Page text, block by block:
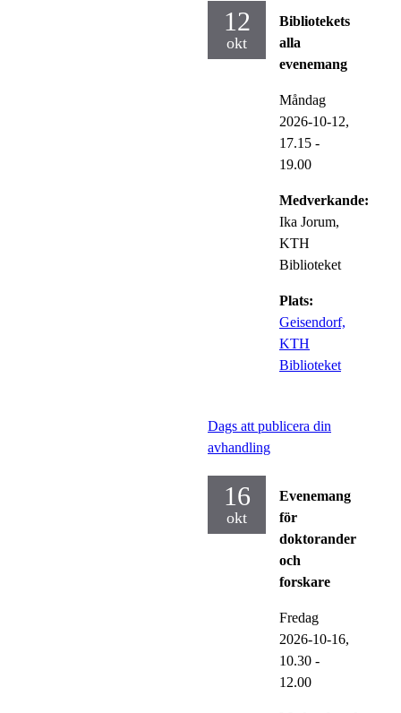
12
okt
Bibliotekets
alla
evenemang
Måndag
2026-10-12,
17.15 -
19.00
Medverkande:
Ika Jorum,
KTH
Biblioteket
Plats:
Geisendorf,
KTH
Biblioteket
Dags att publicera din
avhandling
16
okt
Evenemang
för
doktorander
och
forskare
Fredag
2026-10-16,
10.30 -
12.00